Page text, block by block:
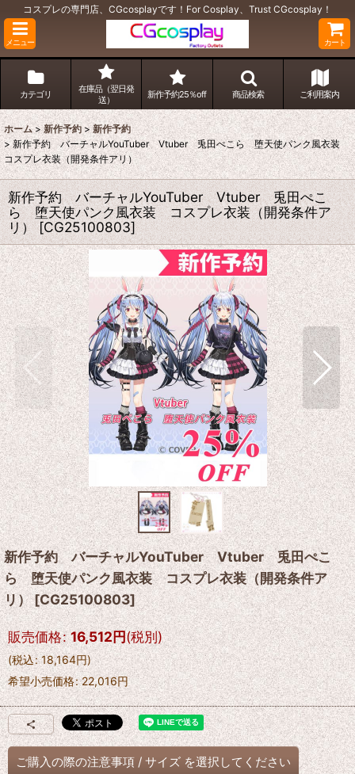
コスプレの専門店、CGcosplayです！For Cosplay、Trust CGcosplay！
メニュー カート
カテゴリ
在庫品（翌日発
送）
新作予約25％off 商品検索 ご利用案内
ホーム > 新作予約 > 新作予約
> 新作予約 バーチャルYouTuber Vtuber 兎田ぺこら 堕天使パンク風衣装
コスプレ衣装（開発条件アリ）
新作予約 バーチャルYouTuber Vtuber 兎田ぺこ
ら 堕天使パンク風衣装 コスプレ衣装（開発条件ア
リ） [CG25100803]
新作予約 バーチャルYouTuber Vtuber 兎田ぺこ
ら 堕天使パンク風衣装 コスプレ衣装（開発条件ア
リ）[CG25100803]
販売価格: 16,512円(税別)
(税込: 18,164円)
希望小売価格: 22,016円
ご購入の際の注意事項 / サイズ を選択してください